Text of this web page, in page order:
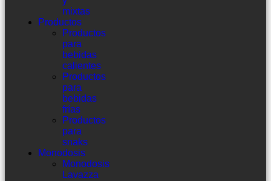
mixtas
Productos
Productos
para
bebidas
calientes
Productos
para
bebidas
frías
Productos
para
snaks
Monodosis
Monodosis
Lavazza